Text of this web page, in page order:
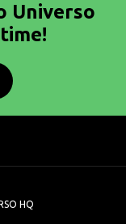
Universo
HQ